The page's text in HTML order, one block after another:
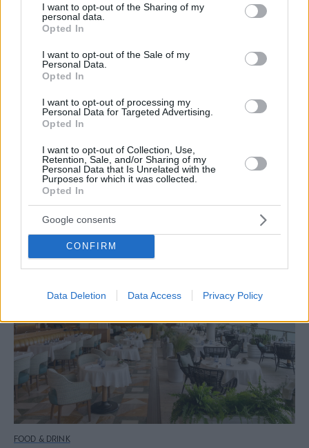
not limited to your visit or usage behaviour. You may click to
grant or deny consent to Google and its third-party tags to
use your data for below specified purposes in below Google
consent section.
I want to opt-out of the Sharing of my
personal data.
Opted In
I want to opt-out of the Sale of my
Personal Data.
Opted In
I want to opt-out of processing my
Personal Data for Targeted Advertising.
Opted In
I want to opt-out of Collection, Use,
Retention, Sale, and/or Sharing of my
Personal Data that Is Unrelated with the
Purposes for which it was collected.
Opted In
Google consents
CONFIRM
Data Deletion Data Access Privacy Policy
Πόσα εκατομμύρια ευρώ εισέπραξαν οι Άραβες
του Αστέρα Βουλιαγμένης από τις βίλες στον Λαιμό
FOOD & DRINK